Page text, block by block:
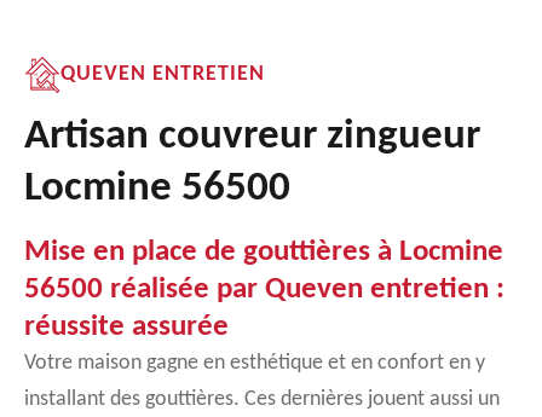
QUEVEN ENTRETIEN
Artisan couvreur zingueur
Locmine 56500
Mise en place de gouttières à Locmine
56500 réalisée par Queven entretien :
réussite assurée
Votre maison gagne en esthétique et en confort en y
installant des gouttières. Ces dernières jouent aussi un